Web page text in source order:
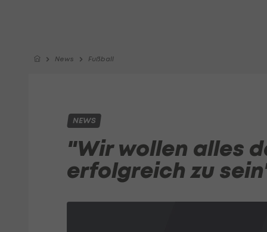
News Fußball
NEWS
"Wir wollen alles
erfolgreich zu